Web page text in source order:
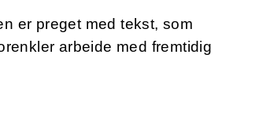
er preget med tekst, som
arbeide med fremtidig